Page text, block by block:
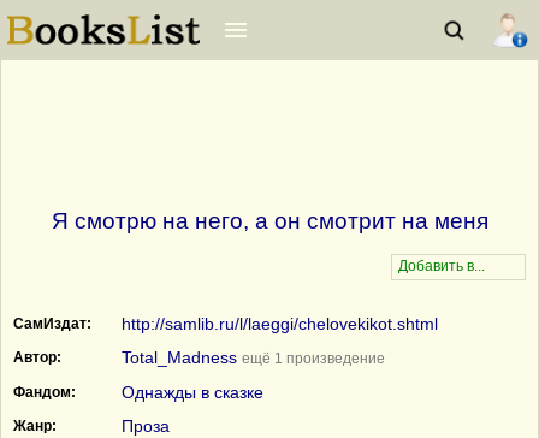
Я смотрю на него, а он смотрит на меня
СамИздат: http://samlib.ru/l/laeggi/chelovekikot.shtml
Автор: Total_Madness ещё 1 произведение
Фандом:
Однажды в сказке
Жанр: Проза